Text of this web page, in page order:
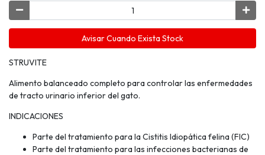
Avisar Cuando Exista Stock
STRUVITE
Alimento balanceado completo para controlar las enfermedades
de tracto urinario inferior del gato.
INDICACIONES
Parte del tratamiento para la Cistitis Idiopática felina (FIC)
Parte del tratamiento para las infecciones bacterianas de